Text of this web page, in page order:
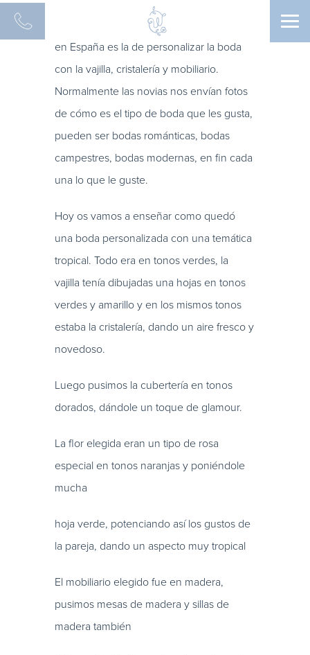
La tendencia que tenemos en las bodas
en España es la de personalizar la boda
con la vajilla, cristalería y mobiliario.
Normalmente las novias nos envían fotos
de cómo es el tipo de boda que les gusta,
pueden ser bodas románticas, bodas
campestres, bodas modernas, en fin cada
una lo que le guste.
Hoy os vamos a enseñar como quedó
una boda personalizada con una temática
tropical. Todo era en tonos verdes, la
vajilla tenía dibujadas una hojas en tonos
verdes y amarillo y en los mismos tonos
estaba la cristalería, dando un aire fresco y
novedoso.
Luego pusimos la cubertería en tonos
dorados, dándole un toque de glamour.
La flor elegida eran un tipo de rosa
especial en tonos naranjas y poniéndole
mucha
hoja verde, potenciando así los gustos de
la pareja, dando un aspecto muy tropical
El mobiliario elegido fue en madera,
pusimos mesas de madera y sillas de
madera también